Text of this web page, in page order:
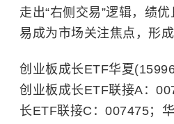
走出“右侧交易”逻辑，绩
易成为市场关注焦点，形
创业板成长ETF华夏
创业板成长ETF联接A：
长ETF联接C：007475；